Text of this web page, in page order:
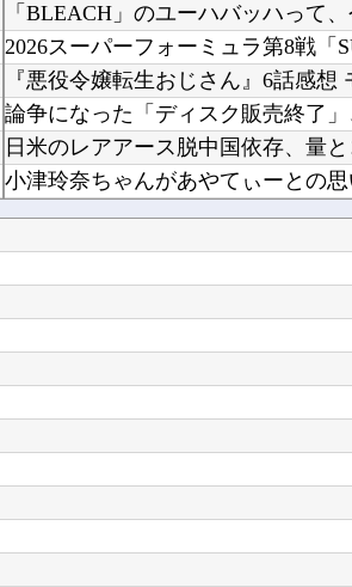
2026スーパーフォーミュラ第8戦「
『悪役令嬢転生おじさん』6話感
小津玲奈ちゃんがあやてぃーとの